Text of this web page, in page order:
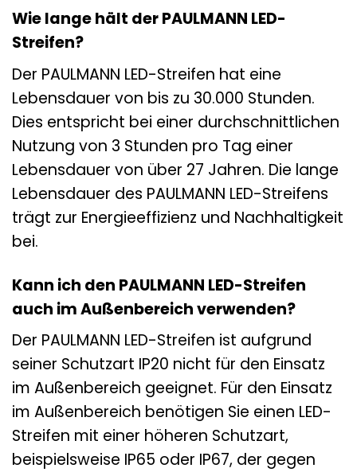
Wie lange hält der PAULMANN LED-
Streifen?
Der PAULMANN LED-Streifen hat eine
Lebensdauer von bis zu 30.000 Stunden.
Dies entspricht bei einer durchschnittlichen
Nutzung von 3 Stunden pro Tag einer
Lebensdauer von über 27 Jahren. Die lange
Lebensdauer des PAULMANN LED-Streifens
trägt zur Energieeffizienz und Nachhaltigkeit
bei.
Kann ich den PAULMANN LED-Streifen
auch im Außenbereich verwenden?
Der PAULMANN LED-Streifen ist aufgrund
seiner Schutzart IP20 nicht für den Einsatz
im Außenbereich geeignet. Für den Einsatz
im Außenbereich benötigen Sie einen LED-
Streifen mit einer höheren Schutzart,
beispielsweise IP65 oder IP67, der gegen